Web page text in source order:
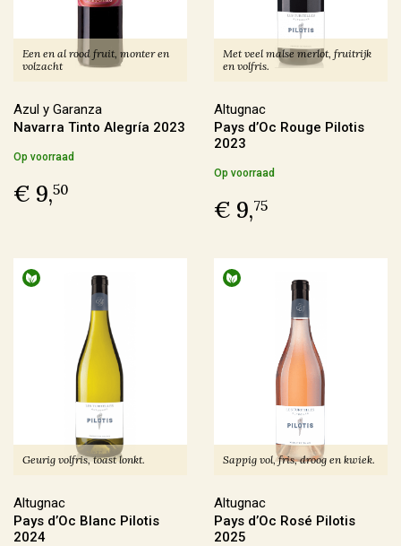
Frankrijk(146)
Italië(40)
Duitsland(6)
Meer
Regio
Beaujolais
Bordeaux(1)
Bourgogne
Producent
Altugnac
Anne & Jean-François Ganevat(5)
Azienda Agraria Moretti Omero (2)
Een en al rood fruit, monter en
volzacht
Azul y Garanza
Navarra Tinto Alegría 2023
Op voorraad
€ 9,50
Met veel malse merlot, fruitrijk
en volfris.
Altugnac
Pays d’Oc Rouge Pilotis
2023
Op voorraad
€ 9,75
Geurig volfris, toast lonkt.
Altugnac
Pays d’Oc Blanc Pilotis
2024
Sappig vol, fris, droog en kwiek.
Altugnac
Pays d’Oc Rosé Pilotis
2025